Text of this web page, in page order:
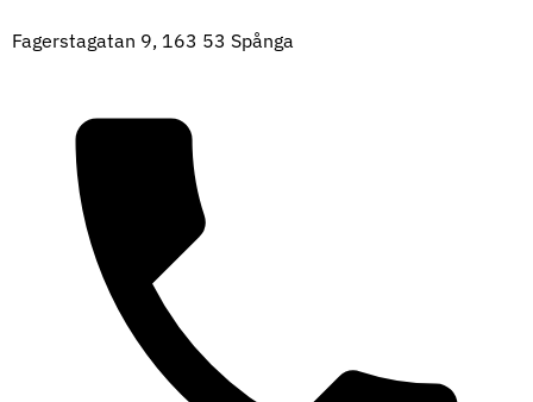
Fagerstagatan 9, 163 53 Spånga